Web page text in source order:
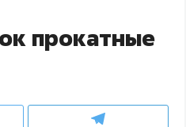
прокатные